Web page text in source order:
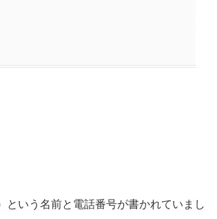
という名前と電話番号が書かれていまし